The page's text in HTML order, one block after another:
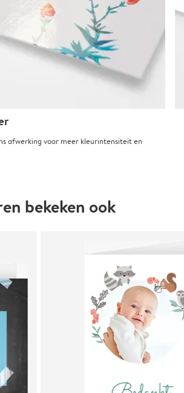
afwerking voor meer kleurintensiteit en
bekeken ook